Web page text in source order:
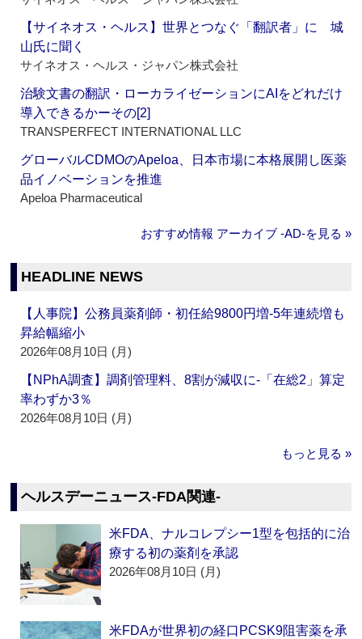
【サイネオス・ヘルス】世界とつなぐ「翻訳者」に 城
山氏に聞く
サイネオス・ヘルス・ジャパン株式会社
治験文書の翻訳・ローカライゼーションにAIをどれだけ
導入できるかーその[2]
TRANSPERFECT INTERNATIONAL LLC
グローバルCDMOのApeloa、日本市場に本格展開し医薬
品イノベーションを推進
Apeloa Pharmaceutical
おすすめ情報 アーカイブ ‐AD‐を見る »
HEADLINE NEWS
【人事院】公務員薬剤師・初任給9800円増‐5年連続増も
昇給幅縮小
2026年08月10日 (月)
【NPhA調査】調剤管理料、8割が減収に‐「在総2」算定
率わずか3％
2026年08月10日 (月)
もっと見る »
ヘルスデーニュース‐FDA関連‐
米FDA、ナルコレプシー1型を包括的に治
療する初の薬剤を承認
2026年08月10日 (月)
米FDAが世界初の経口PCSK9阻害薬を承